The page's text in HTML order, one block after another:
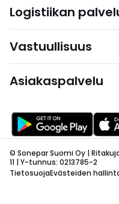
Logistiikan
Vastuullisuus
Asiakaspalvelu
© Sonepar Suomi Oy | Ritakuja
11 | Y-tunnus: 0213785-2
TietosuojaEvästeiden